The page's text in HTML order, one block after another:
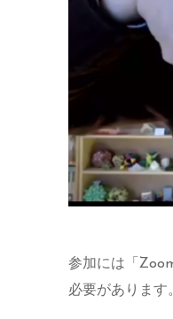
参加には「
必要があります